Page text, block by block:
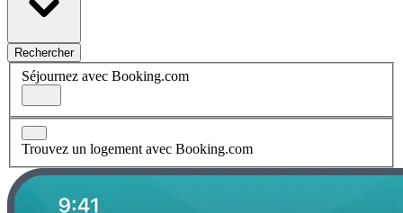
Rechercher
Séjournez avec Booking.com
Trouvez un logement avec Booking.com